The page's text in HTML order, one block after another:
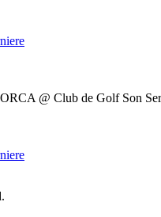
@ Club de Golf Son